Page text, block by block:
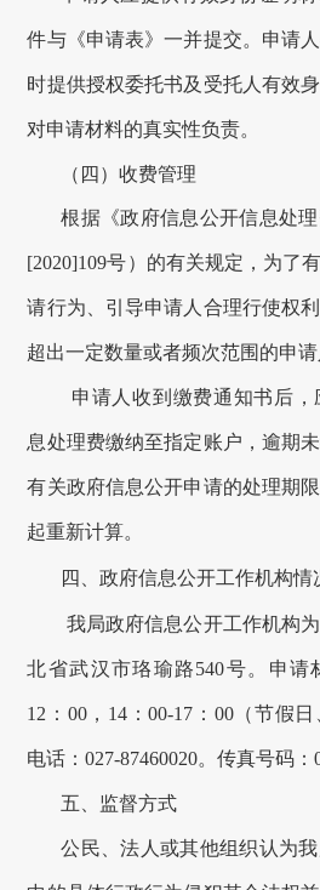
件与《申请表》一并提交。申请
时提供授权委托书及受托人有效
对申请材料的真实性负责。
（四）收费管理
根据《政府信息公开信息处
[2020]109号）的有关规定，为了
请行为、引导申请人合理行使权
超出一定数量或者频次范围的申请
申请人收到缴费通知书后
息处理费缴纳至指定账户，逾期
有关政府信息公开申请的处理期
起重新计算。
四、政府信息公开工作机构情
我局政府信息公开工作机构为
北省武汉市珞瑜路540号。 申请
1 2 ： 00，14 ：00-17：00（节假
电话：027-87460020。传真号码：
五 、监督方式
公民、法人或其他组织认为